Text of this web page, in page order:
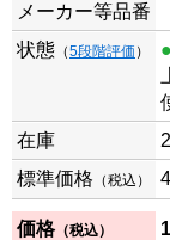
メーカー等品番
状態 （5段階評価 ）
在庫
2
標準価格 （税込）
価格（税込）